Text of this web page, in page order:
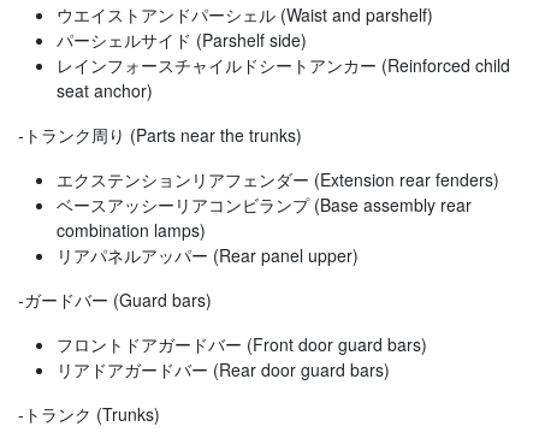
ウエイストアンドパーシェル (Waist and parshelf)
パーシェルサイド (Parshelf side)
レインフォースチャイルドシートアンカー (Reinforced child
seat anchor)
-トランク周り (Parts near the trunks)
エクステンションリアフェンダー (Extension rear fenders)
ベースアッシーリアコンビランプ (Base assembly rear
combination lamps)
リアパネルアッパー (Rear panel upper)
-ガードバー (Guard bars)
フロントドアガードバー (Front door guard bars)
リアドアガードバー (Rear door guard bars)
-トランク (Trunks)